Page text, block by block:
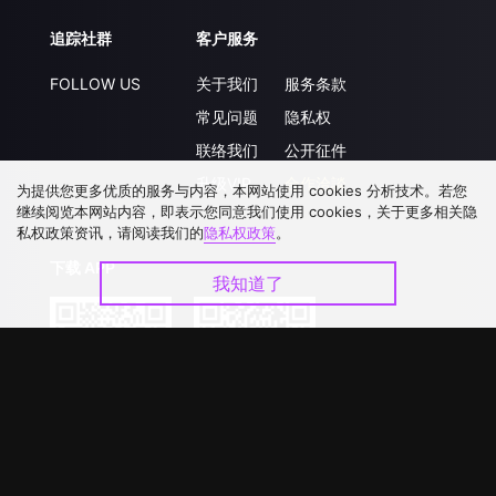
追踪社群
FOLLOW US
客户服务
关于我们
常见问题
联络我们
升级VIP
服务条款
隐私权
公开征件
合作洽談
下载 APP
为提供您更多优质的服务与内容，本网站使用 cookies 分析技术。若您
继续阅览本网站内容，即表示您同意我们使用 cookies，关于更多相关隐
私权政策资讯，请阅读我们的隐私权政策。
我知道了